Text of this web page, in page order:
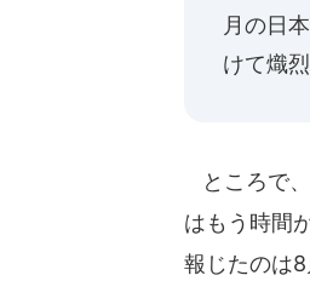
月の日
けて熾
ところで
はもう時間
報じたのは